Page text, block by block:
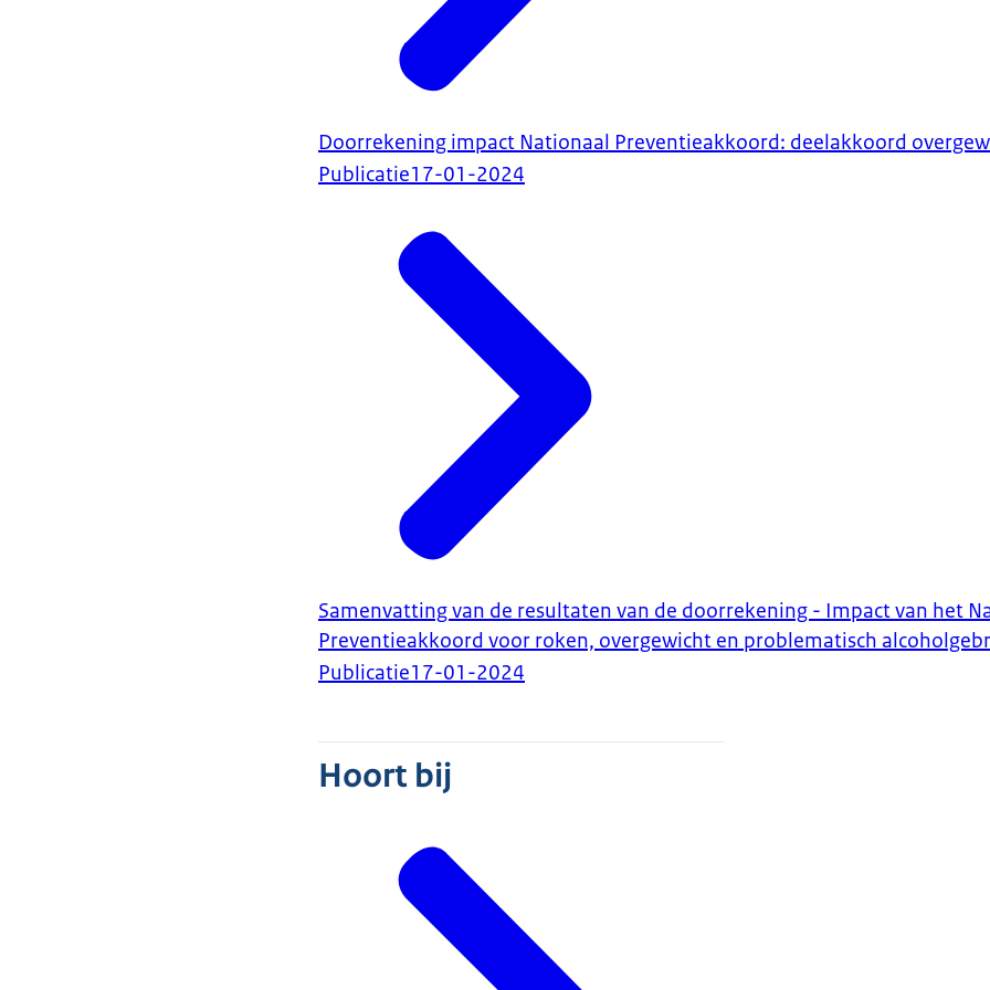
Doorrekening impact Nationaal Preventieakkoord: deelakkoord
Publicatie17-01-2024
Samenvatting van de resultaten van de doorrekening - Impact van het
Preventieakkoord voor roken, overgewicht en problematisch
Publicatie17-01-2024
Hoort bij